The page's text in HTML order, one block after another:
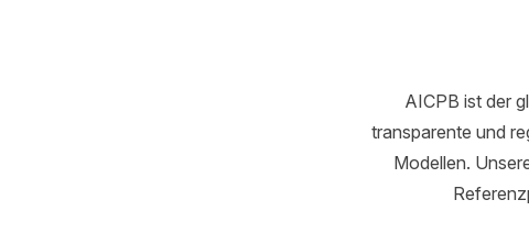
AICPB ist der
transparente und
Modellen.